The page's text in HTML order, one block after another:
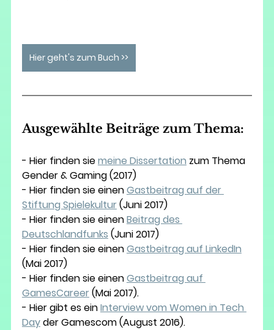
Hier geht's zum Buch >>
Ausgewählte Beiträge zum Thema:
- Hier finden sie meine Dissertation zum Thema
Gender & Gaming (2017)
- Hier finden sie einen Gastbeitrag auf der
Stiftung Spielekultur (Juni 2017)
- Hier finden sie einen Beitrag des
Deutschlandfunks (Juni 2017)
- Hier finden sie einen Gastbeitrag auf LinkedIn
(Mai 2017)
- Hier finden sie einen Gastbeitrag auf
GamesCareer (Mai 2017).
- Hier gibt es ein Interview vom Women in Tech
Day der Gamescom (August 2016).